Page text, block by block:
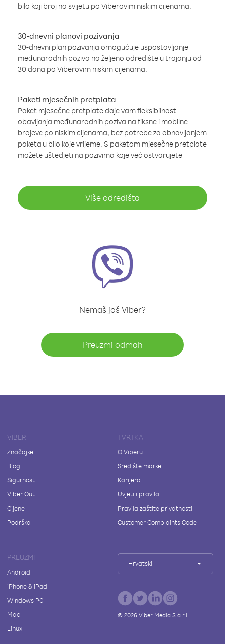
bilo koji broj na svijetu po Viberovim niskim cijenama.
30-dnevni planovi pozivanja
30-dnevni plan pozivanja omogućuje uspostavljanje
međunarodnih poziva na željeno odredište u trajanju od
30 dana po Viberovim niskim cijenama.
Paketi mjesečnih pretplata
Paket mjesečne pretplate daje vam fleksibilnost
obavljanja međunarodnih poziva na fiksne i mobilne
brojeve po niskim cijenama, bez potrebe za obnavljanjem
paketa u bilo koje vrijeme. S paketom mjesečne pretplate
možete uštedjeti na pozivima koje već ostvarujete
Više odredišta
Nemaš još Viber?
Preuzmi odmah
VIBER
Značajke
Blog
Sigurnost
Viber Out
Cijene
Podrška
TVRTKA
O Viberu
Središte marke
Karijera
Uvjeti i pravila
Pravila zaštite privatnosti
Customer Complaints Code
PREUZMI
Android
iPhone & iPad
Windows PC
Mac
Linux
Hrvatski
© 2026Viber Media S.à r.l.